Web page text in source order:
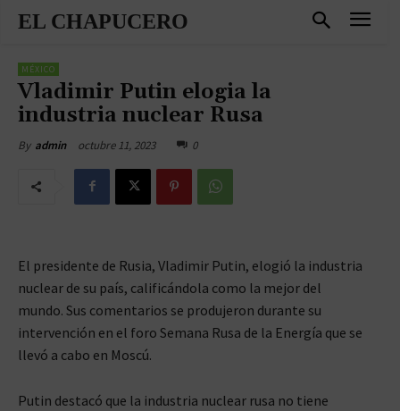
EL CHAPUCERO
MÉXICO
Vladimir Putin elogia la
industria nuclear Rusa
By admin octubre 11, 2023 0
El presidente de Rusia, Vladimir Putin, elogió la industria
nuclear de su país, calificándola como la mejor del
mundo. Sus comentarios se produjeron durante su
intervención en el foro Semana Rusa de la Energía que se
llevó a cabo en Moscú.
Putin destacó que la industria nuclear rusa no tiene